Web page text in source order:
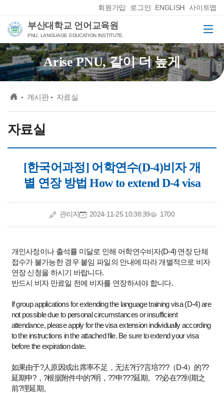
회원가입 로그인 ENGLISH 사이트맵
부산대학교 언어교육원
PNU, LANGUAGE EDUCATION INSTITUTE.
메뉴
Arise PNU, 같이 더 높게
메인게시판 자료실
자료실
[한국어과정] 어학연수(D-4)비자 개
별 연장 방법 How to extend D-4 visa
작성자
관리자 작성일
2024-11-25 10:38:39 조회수
1700
개인사정이나 출석률 미달로 인해 어학연수비자(D-4) 연장 단체
접수가 불가능한 경우 붙임 파일의 안내에 따라 개별적으로 비자
연장 신청을 하시기 바랍니다.
반드시 비자 만료일 전에 비자를 연장하셔야 합니다.
If group applications for extending the language training visa (D-4) are
not possible due to personal circumstances or insufficient
attendance, please apply for the visa extension individually according
to the instructions in the attached file. Be sure to extend your visa
before the expiration date.
如果由于?人原因或出席率不足，无法?行?言培???（D-4）的??
延期申?，?根据附件中的?明，??申???延期。??必在??到期之
前?理延期。